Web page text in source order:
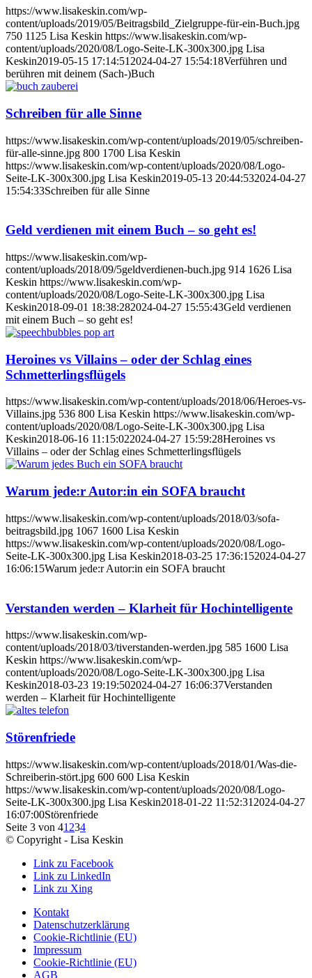
https://www.lisakeskin.com/wp-
content/uploads/2019/05/Beitragsbild_Zielgruppe-für-ein-Buch.jpg
750 1125 Lisa Keskin https://www.lisakeskin.com/wp-
content/uploads/2020/08/Logo-Seite-LK-300x300.jpg Lisa
Keskin2019-05-15 17:14:51 2024-04-27 15:54:18Verführen und
berühren mit deinem (Sach-)Buch
Schreiben für alle Sinne
https://www.lisakeskin.com/wp-content/uploads/2019/05/schreiben-
für-alle-sinne.jpg 800 1700 Lisa Keskin
https://www.lisakeskin.com/wp-content/uploads/2020/08/Logo-
Seite-LK-300x300.jpg Lisa Keskin2019-05-13 20:44:532024-04-27
15:54:33Schreiben für alle Sinne
Geld verdienen mit einem Buch – so geht es!
https://www.lisakeskin.com/wp-
content/uploads/2018/09/5geldverdienen-buch.jpg 914 1626 Lisa
Keskin https://www.lisakeskin.com/wp-
content/uploads/2020/08/Logo-Seite-LK-300x300.jpg Lisa
Keskin2018-09-01 18:38:282024-04-27 15:55:43Geld verdienen
mit einem Buch – so geht es!
Heroines vs Villains – oder der Schlag eines
Schmetterlingsflügels
https://www.lisakeskin.com/wp-content/uploads/2018/06/Heroes-vs-
Villains.jpg 536 800 Lisa Keskin https://www.lisakeskin.com/wp-
content/uploads/2020/08/Logo-Seite-LK-300x300.jpg Lisa
Keskin2018-06-16 11:15:022024-04-27 15:59:28Heroines vs
Villains – oder der Schlag eines Schmetterlingsflügels
Warum jede:r Autor:in ein SOFA braucht
https://www.lisakeskin.com/wp-content/uploads/2018/03/sofa-
beitragsbild.jpg 1067 1600 Lisa Keskin
https://www.lisakeskin.com/wp-content/uploads/2020/08/Logo-
Seite-LK-300x300.jpg Lisa Keskin2018-03-25 17:36:152024-04-27
16:06:15Warum jede:r Autor:in ein SOFA braucht
Verstanden werden – Klarheit für Hochintelligente
https://www.lisakeskin.com/wp-
content/uploads/2018/03/tiverstanden-werden.jpg 585 1600 Lisa
Keskin https://www.lisakeskin.com/wp-
content/uploads/2020/08/Logo-Seite-LK-300x300.jpg Lisa
Keskin2018-03-23 19:19:502024-04-27 16:06:37Verstanden
werden – Klarheit für Hochintelligente
Störenfriede
https://www.lisakeskin.com/wp-content/uploads/2018/01/Was-die-
Schreiberin-stört.jpg 600 600 Lisa Keskin
https://www.lisakeskin.com/wp-content/uploads/2020/08/Logo-
Seite-LK-300x300.jpg Lisa Keskin2018-01-22 11:52:31 2024-04-27
16:07:00Störenfriede
Seite 3 von 41 234
© Copyright - Lisa Keskin
Link zu Facebook
Link zu LinkedIn
Link zu Xing
Kontakt
Datenschutzerklärung
Cookie-Richtlinie (EU)
Impressum
Cookie-Richtlinie (EU)
AGB